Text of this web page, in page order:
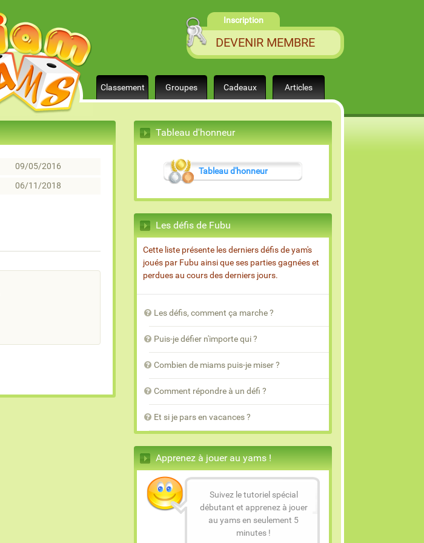
Inscription
DEVENIR MEMBRE
Classement Groupes Cadeaux Articles
09/05/2016
06/11/2018
Tableau d'honneur
Tableau d'honneur
Les défis de Fubu
Cette liste présente les derniers défis de yam's
joués par Fubu ainsi que ses parties gagnées et
perdues au cours des derniers jours.
Les défis, comment ça marche ?
Puis-je défier n'importe qui ?
Combien de miams puis-je miser ?
Comment répondre à un défi ?
Et si je pars en vacances ?
Apprenez à jouer au yams !
Suivez le tutoriel spécial
débutant et apprenez à jouer
au yams en seulement 5
minutes !